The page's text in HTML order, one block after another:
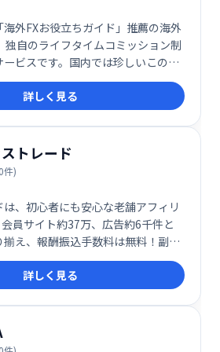
外FXお役立ちガイド」推薦の海外
独自のライフタイムコミッション制
ビスです。国内では珍しいこのシ
期的な収益獲得を目指せます。
詳しく見る
トレード
件)
、初心者にも安心な老舗アフィリ
員サイト約37万、広告約6千件と
え、報酬振込手数料は無料！副収
ら、充実のサポート体制と豊富な情
セストレードをご利用ください。
詳しく見る